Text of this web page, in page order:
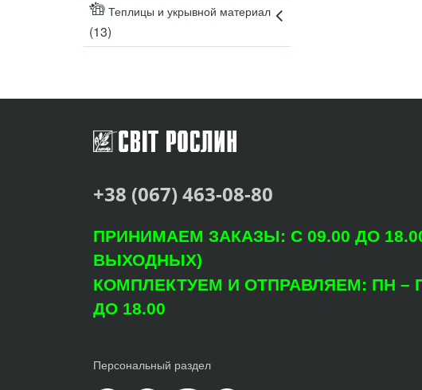
Теплицы и укрывной материал
(13)
+38 (067) 463-08-80
ПРИНИМАЕМ ЗАКАЗЫ: С 09.00 ДО
ВЫХОДНЫХ)
КОМПЛЕКТУЕМ И ОТПРАВЛЯЕМ: ПН –
ДО 18.00
Персональный раздел